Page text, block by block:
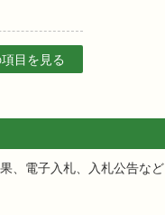
目を見る
、電子入札、入札公告など